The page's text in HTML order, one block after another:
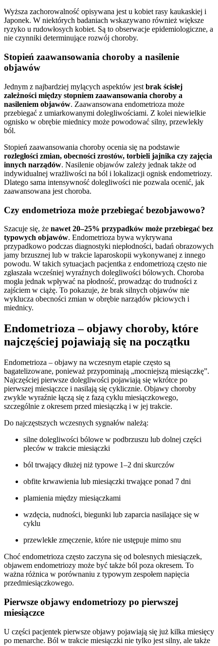
Wyższa zachorowalność opisywana jest u kobiet rasy kaukaskiej i
Japonek. W niektórych badaniach wskazywano również większe
ryzyko u rudowłosych kobiet. Są to obserwacje epidemiologiczne, a
nie czynniki determinujące rozwój choroby.
Stopień zaawansowania choroby a nasilenie
objawów
Jednym z najbardziej mylących aspektów jest brak ścisłej
zależności między stopniem zaawansowania choroby a
nasileniem objawów. Zaawansowana endometrioza może
przebiegać z umiarkowanymi dolegliwościami. Z kolei niewielkie
ognisko w obrębie miednicy może powodować silny, przewlekły
ból.
Stopień zaawansowania choroby ocenia się na podstawie
rozległości zmian, obecności zrostów, torbieli jajnika czy zajęcia
innych narządów. Nasilenie objawów zależy jednak także od
indywidualnej wrażliwości na ból i lokalizacji ognisk endometriozy.
Dlatego sama intensywność dolegliwości nie pozwala ocenić, jak
zaawansowana jest choroba.
Czy endometrioza może przebiegać bezobjawowo?
Szacuje się, że nawet 20–25% przypadków może przebiegać bez
typowych objawów. Endometrioza bywa wykrywana
przypadkowo podczas diagnostyki niepłodności, badań obrazowych
jamy brzusznej lub w trakcie laparoskopii wykonywanej z innego
powodu. W takich sytuacjach pacjentka z endometriozą często nie
zgłaszała wcześniej wyraźnych dolegliwości bólowych. Choroba
mogła jednak wpływać na płodność, prowadząc do trudności z
zajściem w ciążę. To pokazuje, że brak silnych objawów nie
wyklucza obecności zmian w obrębie narządów płciowych i
miednicy.
Endometrioza – objawy choroby, które
najczęściej pojawiają się na początku
Endometrioza – objawy na wczesnym etapie często są
bagatelizowane, ponieważ przypominają „mocniejszą miesiączkę”.
Najczęściej pierwsze dolegliwości pojawiają się wkrótce po
pierwszej miesiączce i nasilają się cyklicznie. Objawy choroby
zwykle wyraźnie łączą się z fazą cyklu miesiączkowego,
szczególnie z okresem przed miesiączką i w jej trakcie.
Do najczęstszych wczesnych sygnałów należą:
silne dolegliwości bólowe w podbrzuszu lub dolnej części
pleców w trakcie miesiączki
ból trwający dłużej niż typowe 1–2 dni skurczów
obfite krwawienia lub miesiączki trwające ponad 7 dni
plamienia między miesiączkami
wzdęcia, nudności, biegunki lub zaparcia nasilające się w
cyklu
przewlekłe zmęczenie, które nie ustępuje mimo snu
Choć endometrioza często zaczyna się od bolesnych miesiączek,
objawem endometriozy może być także ból poza okresem. To
ważna różnica w porównaniu z typowym zespołem napięcia
przedmiesiączkowego.
Pierwsze objawy endometriozy po pierwszej
miesiączce
U części pacjentek pierwsze objawy pojawiają się już kilka miesięcy
po menarche. Ból w trakcie miesiączki nie tylko jest silny, ale także